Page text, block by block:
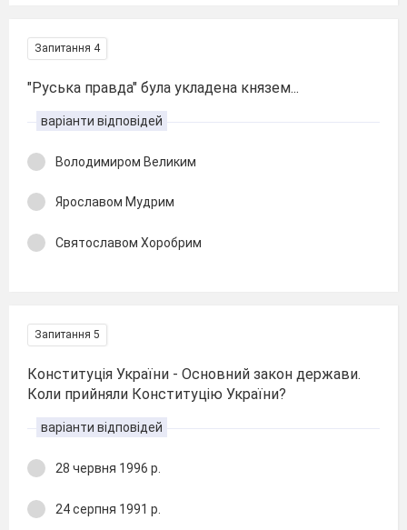
Запитання 4
"Руська правда" була укладена князем...
варіанти відповідей
Володимиром Великим
Ярославом Мудрим
Святославом Хоробрим
Запитання 5
Конституція України - Основний закон держави.
Коли прийняли Конституцію України?
варіанти відповідей
28 червня 1996 р.
24 серпня 1991 р.